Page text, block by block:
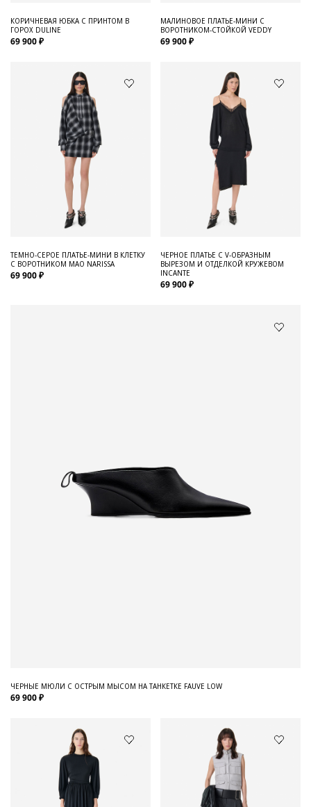
КОРИЧНЕВАЯ ЮБКА С ПРИНТОМ В
ГОРОХ DULINE
69 900 ₽
МАЛИНОВОЕ ПЛАТЬЕ-МИНИ С
ВОРОТНИКОМ-СТОЙКОЙ VEDDY
69 900 ₽
ТЕМНО-СЕРОЕ ПЛАТЬЕ-МИНИ В КЛЕТКУ
С ВОРОТНИКОМ МАО NARISSA
69 900 ₽
ЧЕРНОЕ ПЛАТЬЕ С V-ОБРАЗНЫМ
ВЫРЕЗОМ И ОТДЕЛКОЙ КРУЖЕВОМ
INCANTE
69 900 ₽
ЧЕРНЫЕ МЮЛИ С ОСТРЫМ МЫСОМ НА ТАНКЕТКЕ FAUVE LOW
69 900 ₽